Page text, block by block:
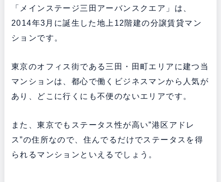
「メインステージ三田アーバンスクエア」は、
2014年3月に誕生した地上12階建の分譲賃貸マン
ションです。
東京のオフィス街である三田・田町エリアに建つ当
マンションは、都心で働くビジネスマンから人気が
あり、どこに行くにも不便のないエリアです。
また、東京でもステータス性が高い”港区アドレ
ス”の住所なので、住んでるだけでステータスを得
られるマンションといえるでしょう。